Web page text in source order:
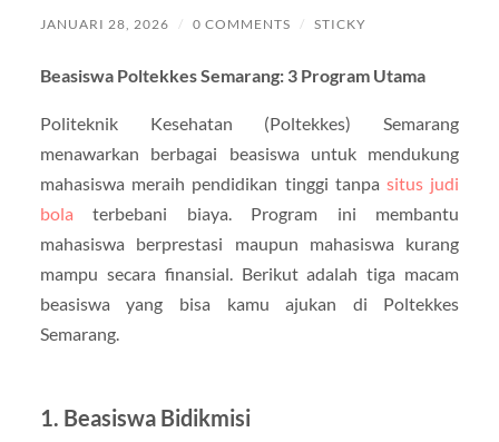
JANUARI 28, 2026 / 0 COMMENTS / STICKY
Beasiswa Poltekkes Semarang: 3 Program Utama
Politeknik Kesehatan (Poltekkes) Semarang
menawarkan berbagai beasiswa untuk mendukung
mahasiswa meraih pendidikan tinggi tanpa situs judi
bola terbebani biaya. Program ini membantu
mahasiswa berprestasi maupun mahasiswa kurang
mampu secara finansial. Berikut adalah tiga macam
beasiswa yang bisa kamu ajukan di Poltekkes
Semarang.
1. Beasiswa Bidikmisi